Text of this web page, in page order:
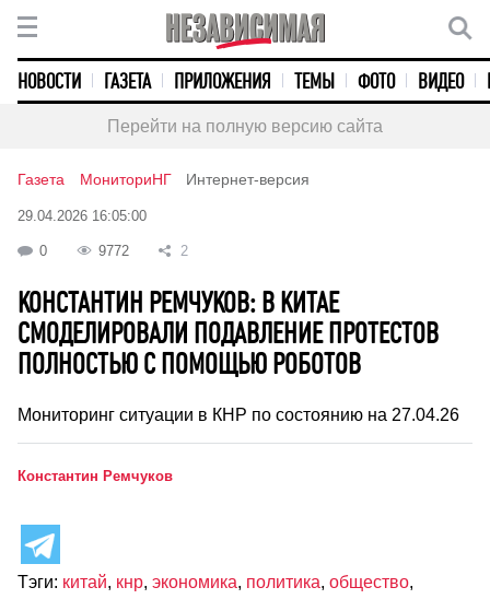
НОВОСТИ ГАЗЕТА ПРИЛОЖЕНИЯ ТЕМЫ ФОТО ВИДЕО
Перейти на полную версию сайта
Газета МониториНГ Интернет-версия
29.04.2026 16:05:00
0 9772 2
КОНСТАНТИН РЕМЧУКОВ: В КИТАЕ
СМОДЕЛИРОВАЛИ ПОДАВЛЕНИЕ ПРОТЕСТОВ
ПОЛНОСТЬЮ С ПОМОЩЬЮ РОБОТОВ
Мониторинг ситуации в КНР по состоянию на 27.04.26
Константин Ремчуков
Тэги: китай, кнр, экономика, политика, общество,